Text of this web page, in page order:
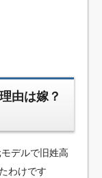
由は嫁？
デルで旧姓高
わけです